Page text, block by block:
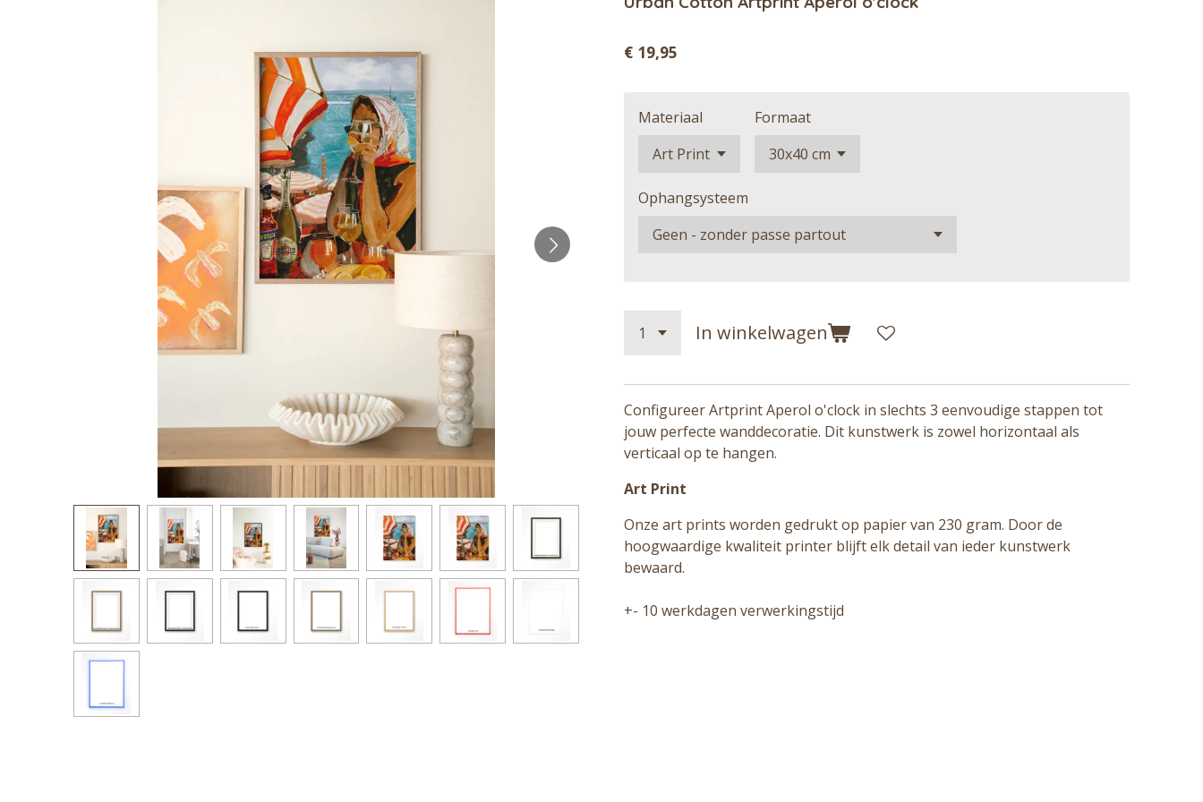
€ 19,95
Materiaal Formaat
Ophangsysteem
In winkelwagen
Configureer Artprint Aperol o'clock in slechts 3 eenvoudige stappen tot
jouw perfecte wanddecoratie. Dit kunstwerk is zowel horizontaal als
verticaal op te hangen.
Art Print
Onze art prints worden gedrukt op papier van 230 gram. Door de
hoogwaardige kwaliteit printer blijft elk detail van ieder kunstwerk
bewaard.
+- 10 werkdagen verwerkingstijd